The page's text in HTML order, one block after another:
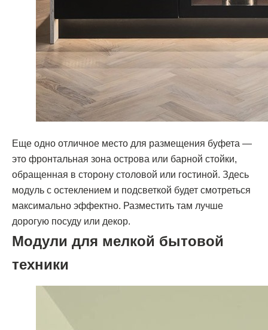
Еще одно отличное место для размещения буфета —
это фронтальная зона острова или барной стойки,
обращенная в сторону столовой или гостиной. Здесь
модуль с остеклением и подсветкой будет смотреться
максимально эффектно. Разместить там лучше
дорогую посуду или декор.
Модули для мелкой бытовой
техники